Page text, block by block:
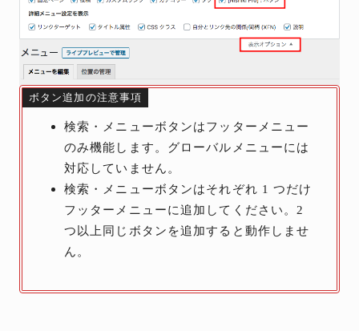
ボタン追加の注意事項
検索・メニューボタンはフッターメニュー
のみ機能します。グローバルメニューには
対応していません。
検索・メニューボタンはそれぞれ 1 つだけ
フッターメニューに追加してください。2
つ以上同じボタンを追加すると動作しませ
ん。